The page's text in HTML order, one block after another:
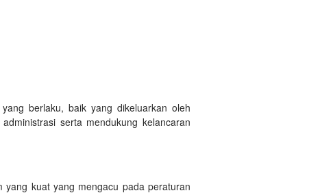
berlaku, baik yang dikeluarkan oleh
serta mendukung kelancaran
kuat yang mengacu pada peraturan